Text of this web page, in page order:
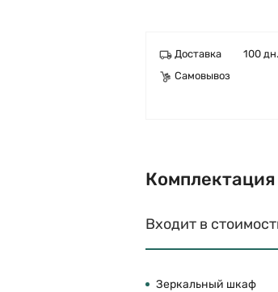
Доставка
100
Самовывоз
Комплектация
Входит в
Зеркальный шкаф